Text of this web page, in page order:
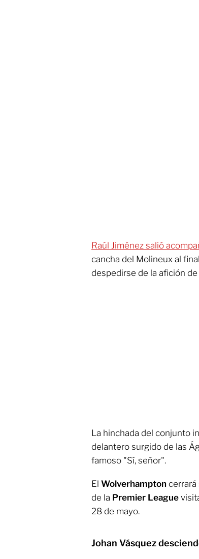
Raúl Jiménez salió
cancha del Molineux al
despedirse de la afición
La hinchada del conjunto
delantero surgido de las
famoso "Sí, señor".
El Wolverhampton
de la Premier League
28 de mayo.
Johan Vásquez